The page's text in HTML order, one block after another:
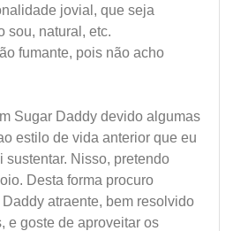
jovial, que seja
sou, natural, etc.
fumante, pois não acho
Sugar Daddy devido algumas
estilo de vida anterior que eu
sustentar. Nisso, pretendo
Desta forma procuro
atraente, bem resolvido
e goste de aproveitar os